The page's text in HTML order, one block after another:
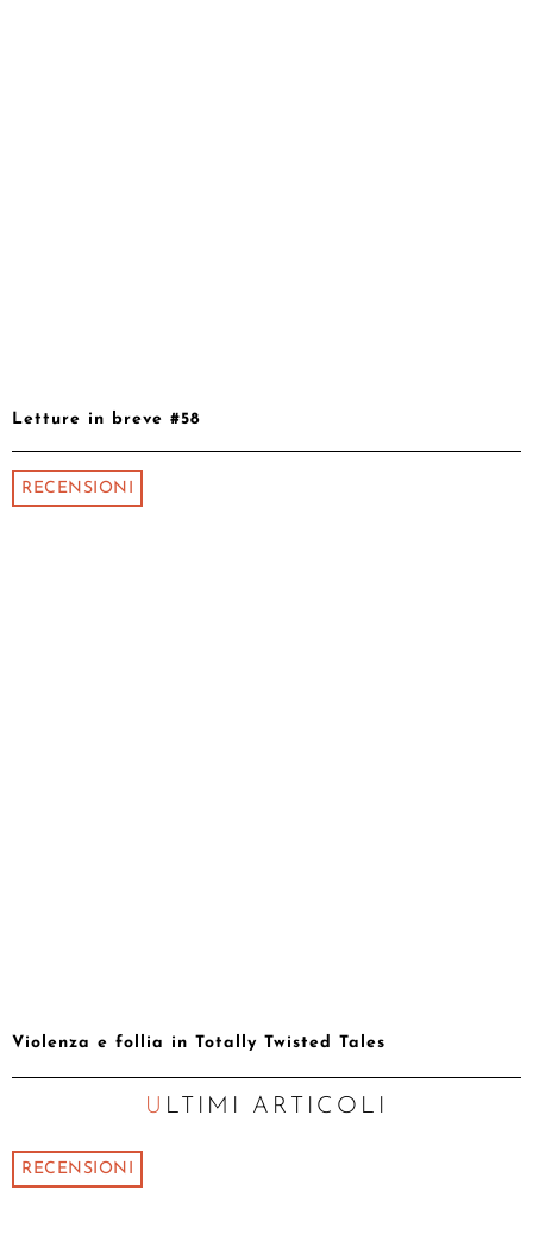
Letture in breve #58
RECENSIONI
Violenza e follia in Totally Twisted Tales
ULTIMI ARTICOLI
RECENSIONI